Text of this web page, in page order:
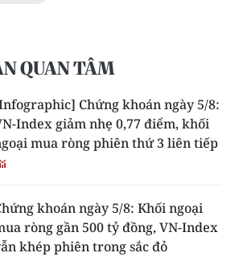
Bộ và Tây
Long
Nội
QUAN TÂM
Chứng khoán ngày 5/8:
Index giảm nhẹ 0,77 điểm, khối
mua ròng phiên thứ 3 liên tiếp
khoán ngày 5/8: Khối ngoại
ròng gần 500 tỷ đồng, VN-Index
khép phiên trong sắc đỏ